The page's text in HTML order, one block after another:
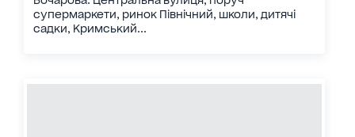
супермаркети, ринок Північний, школи, дитячі
садки, Кримський...